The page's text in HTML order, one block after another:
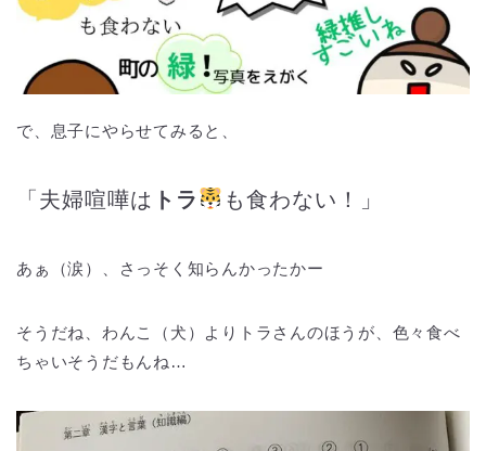
で、息子にやらせてみると、
「夫婦喧嘩は トラ も食わない！」
あぁ（涙）、さっそく知らんかったかー
そうだね、わんこ（犬）よりトラさんのほうが、色々食べ
ちゃいそうだもんね…